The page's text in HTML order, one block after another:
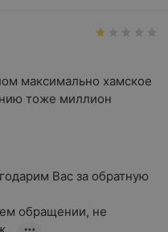
максимально хамское
тоже миллион
Вас за обратную
обращении, не